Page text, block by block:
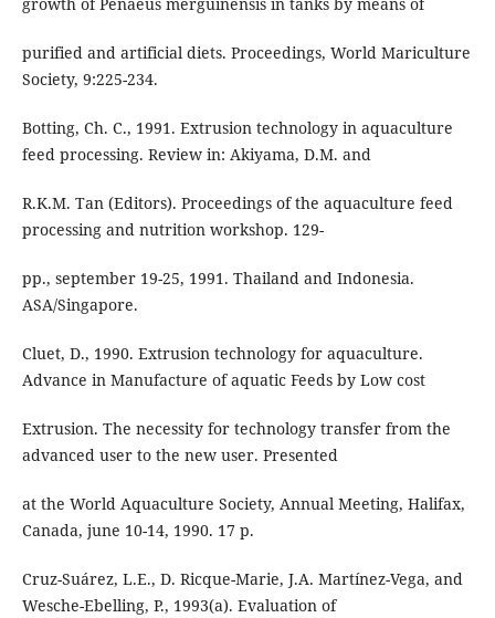
purified and artificial diets. Proceedings, World Mariculture
Society, 9:225-234.
Botting, Ch. C., 1991. Extrusion technology in aquaculture
feed processing. Review in: Akiyama, D.M. and
R.K.M. Tan (Editors). Proceedings of the aquaculture feed
processing and nutrition workshop. 129-
pp., september 19-25, 1991. Thailand and Indonesia.
ASA/Singapore.
Cluet, D., 1990. Extrusion technology for aquaculture.
Advance in Manufacture of aquatic Feeds by Low cost
Extrusion. The necessity for technology transfer from the
advanced user to the new user. Presented
at the World Aquaculture Society, Annual Meeting, Halifax,
Canada, june 10-14, 1990. 17 p.
Cruz-Suárez, L.E., D. Ricque-Marie, J.A. Martínez-Vega, and
Wesche-Ebelling, P., 1993(a). Evaluation of